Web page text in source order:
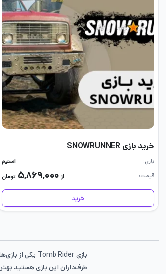
خرید بازی SNOWRUNNER
بازی
استیم
قیمت
از ۵,۸۶۹,۰۰۰ تومان
خرید